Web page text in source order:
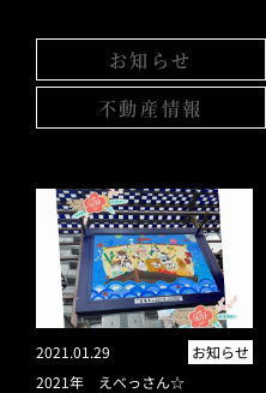
お知らせ
不動産情報
2021.01.29
お知らせ
2021年 えべっさん☆